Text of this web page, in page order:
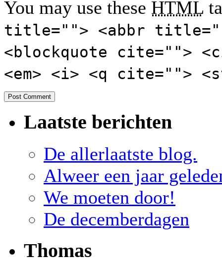
You may use these HTML
title=""> <abbr
<blockquote cite="">
<em> <i> <q cite="">
Laatste berichten
De allerlaatste blog.
Alweer een jaar
We moeten door!
De decemberdagen
Thomas